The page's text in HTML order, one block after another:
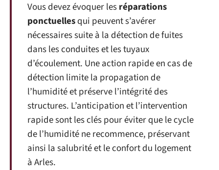
Vous devez évoquer lesréparations
ponctuellesqui peuvent s’avérer
nécessaires suite à la détection de fuites
dans les conduites et les tuyaux
d’écoulement. Une action rapide en cas de
détection limite la propagation de
l’humidité et préserve l’intégrité des
structures. L’anticipation et l’intervention
rapide sont les clés pour éviter que le cycle
de l’humidité ne recommence, préservant
ainsi la salubrité et le confort du logement
à Arles.